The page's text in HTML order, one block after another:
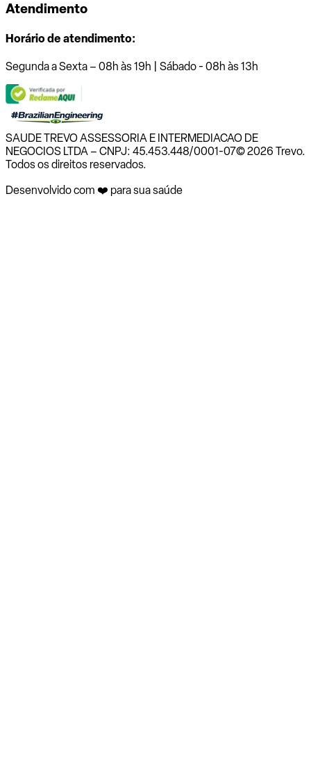
Atendimento
Horário de atendimento:
Segunda a Sexta – 08h às 19h | Sábado - 08h às 13h
SAUDE TREVO ASSESSORIA E INTERMEDIACAO DE
NEGOCIOS LTDA – CNPJ: 45.453.448/0001-07© 2026 Trevo.
Todos os direitos reservados.
Desenvolvido com ❤️ para sua saúde